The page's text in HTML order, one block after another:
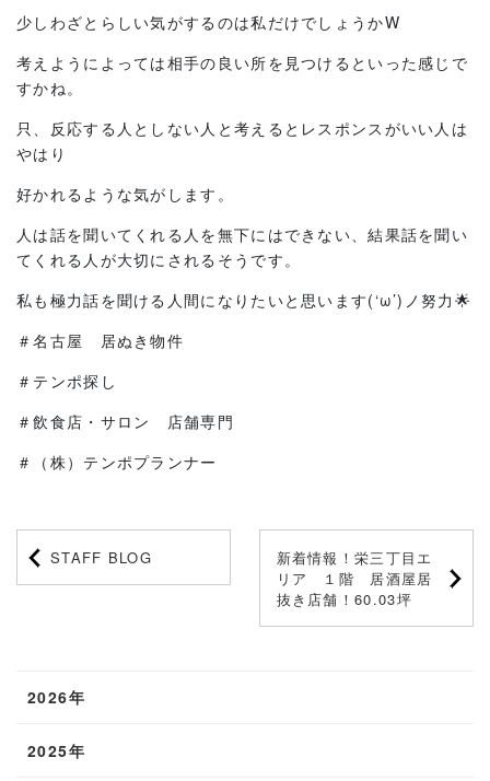
少しわざとらしい気がするのは私だけでしょうかW
考えようによっては相手の良い所を見つけるといった感じで
すかね。
只、反応する人としない人と考えるとレスポンスがいい人は
やはり
好かれるような気がします。
人は話を聞いてくれる人を無下にはできない、結果話を聞い
てくれる人が大切にされるそうです。
私も極力話を聞ける人間になりたいと思います(‘ω’)ノ努力🌟
＃名古屋 居ぬき物件
＃テンポ探し
＃飲食店・サロン 店舗専門
＃（株）テンポプランナー
STAFF BLOG
新着情報！栄三丁目エ
リア １階 居酒屋居
抜き店舗！60.03坪
2026年
2025年